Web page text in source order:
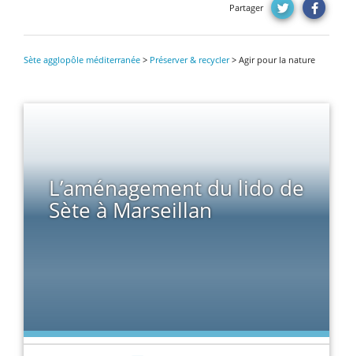
Partager
Sète agglopôle méditerranée > Préserver & recycler> Agir pour la nature
L’aménagement du lido de
Sète à Marseillan